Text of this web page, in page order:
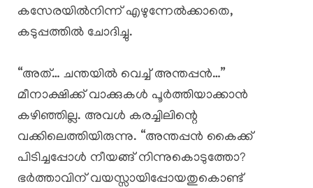
കസേരയിൽനിന്ന് എഴുന്നേൽക്കാതെ,
കടുപ്പത്തിൽ ചോദിച്ചു.
“അത്… ചന്തയിൽ വെച്ച് അന്തപ്പൻ…”
മീനാക്ഷിക്ക് വാക്കുകൾ പൂർത്തിയാക്കാൻ
കഴിഞ്ഞില്ല. അവൾ കരച്ചിലിന്റെ
വക്കിലെത്തിയിരുന്നു. “അന്തപ്പൻ കൈക്ക്
പിടിച്ചപ്പോൾ നീയങ്ങ് നിന്നുകൊടുത്തോ?
ഭർത്താവിന് വയസ്സായിപ്പോയതുകൊണ്ട്